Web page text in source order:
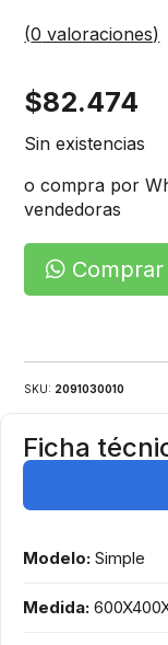
(0 valoraciones)
$82.474
Sin existencias
o compra por
vendedoras
SKU: 2091030010
Ficha
Modelo: Simple
Medida: